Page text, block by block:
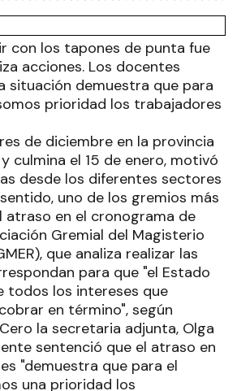
con los tapones de punta fue
acciones. Los docentes
situación demuestra que para
prioridad los trabajadores
de diciembre en la provincia
culmina el 15 de enero, motivó
desde los diferentes sectores
uno de los gremios más
en el cronograma de
Gremial del Magisterio
que analiza realizar las
para que "el Estado
todos los intereses que
en término", según
la secretaria adjunta, Olga
sentenció que el atraso en
"demuestra que para el
una prioridad los